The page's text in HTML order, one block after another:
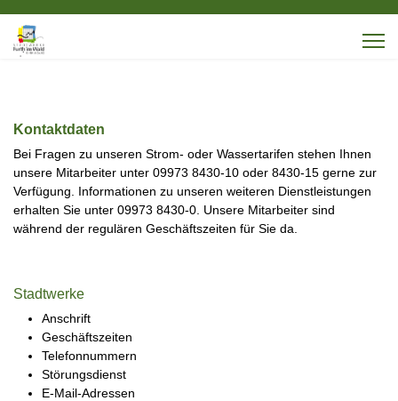
Kontaktdaten
Bei Fragen zu unseren Strom- oder Wassertarifen stehen Ihnen
unsere Mitarbeiter unter 09973 8430-10 oder 8430-15 gerne zur
Verfügung. Informationen zu unseren weiteren Dienstleistungen
erhalten Sie unter 09973 8430-0. Unsere Mitarbeiter sind
während der regulären Geschäftszeiten für Sie da.
Stadtwerke
Anschrift
Geschäftszeiten
Telefonnummern
Störungsdienst
E-Mail-Adressen